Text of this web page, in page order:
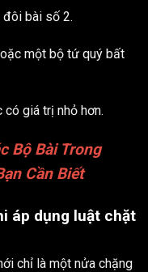
đôi bài số 2.
một bộ tứ quý bất
giá trị nhỏ hơn.
Bộ Bài Trong
Cần Biết
áp dụng luật chặt
chỉ là một nửa chặng